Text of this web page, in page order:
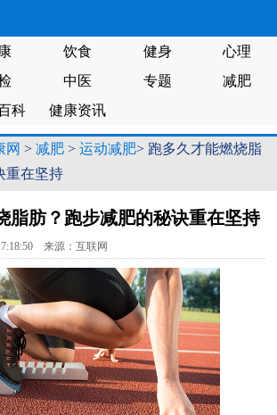
饮食 健身
心理
中医 专题
减肥
科 健康资讯
网 > 减肥 > 运动减肥> 跑多久才能燃烧脂
重在坚持
脂肪？跑步减肥的秘诀重在坚持
来源：互联网